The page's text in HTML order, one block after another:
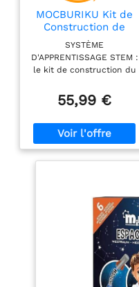
MOCBURIKU Kit de
Construction de
Système Solaire
avec LED Lumière,
1282Pcs
SYSTÈME
D'APPRENTISSAGE STEM :
le kit de construction du
éducation astronomique
et ingénierie mécanique,
apprendre les orbites
planétaires grâce à un
manuellement le joystick
pour simuler la révolution
et la rotation planétaire,
le kit de modèle de
système solaire est
également équipé d'un
moteur L et d'un boîtier
55,99 €